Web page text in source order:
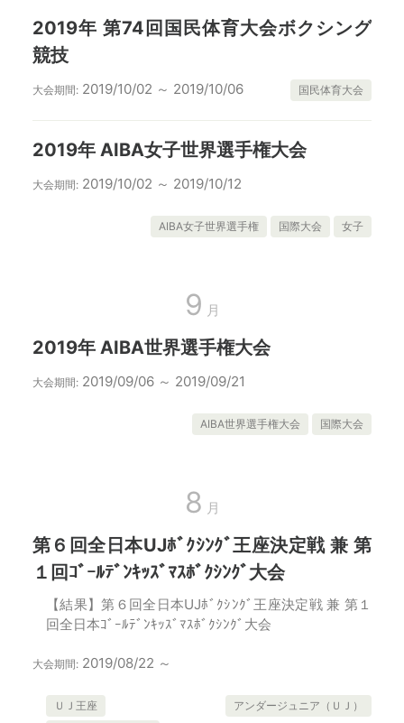
2019年 第74回国民体育大会ボクシング
競技
大会期間: 2019/10/02 ～ 2019/10/06 国民体育大会
2019年 AIBA女子世界選手権大会
大会期間: 2019/10/02 ～ 2019/10/12
AIBA女子世界選手権 国際大会 女子
9 月
2019年 AIBA世界選手権大会
大会期間: 2019/09/06 ～ 2019/09/21
AIBA世界選手権大会 国際大会
8 月
第６回全日本UJﾎﾞｸｼﾝｸﾞ王座決定戦 兼 第
１回ｺﾞｰﾙﾃﾞﾝｷｯｽﾞﾏｽﾎﾞｸｼﾝｸﾞ大会
【結果】第６回全日本UJﾎﾞｸｼﾝｸﾞ王座決定戦 兼 第１
回全日本ｺﾞｰﾙﾃﾞﾝｷｯｽﾞﾏｽﾎﾞｸｼﾝｸﾞ大会
大会期間: 2019/08/22 ～
ＵＪ王座
アンダージュニア（ＵＪ）